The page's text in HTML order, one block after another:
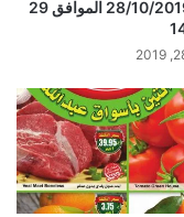
الطازج 28/10/2019 الموافق 29